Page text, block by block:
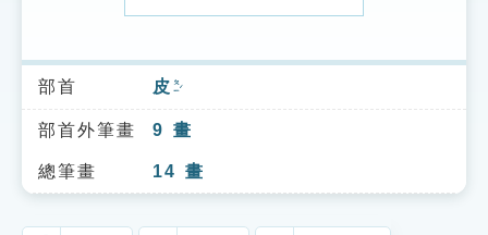
索引選單
知識索引
單字索引
部首 皮 ㄆㄧˊ
部首外筆畫 9 畫
總筆畫 14 畫